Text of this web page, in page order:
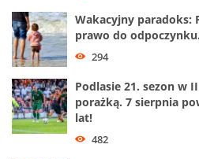
Wakacyjny paradoks:
prawo do
294
Podlasie 21. sezon w
porażką. 7 sierpnia
lat!
482